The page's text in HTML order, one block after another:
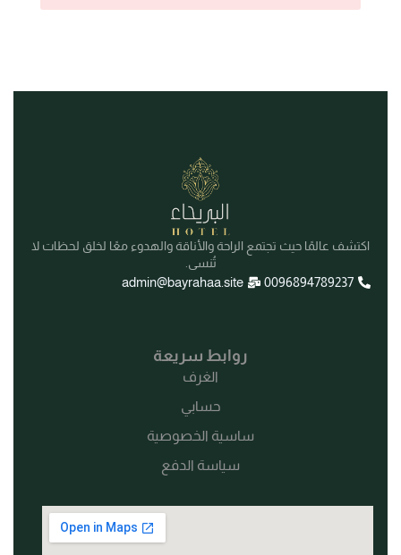
اكتشف عالمًا حيث تجتمع الراحة والأناقة والهدوء معًا لخلق لحظات لا
تُنسى.
0096894789237
admin@bayrahaa.site
روابط سريعة
الغرف
حسابي
ساسية الخصوصية
سياسة الدفع